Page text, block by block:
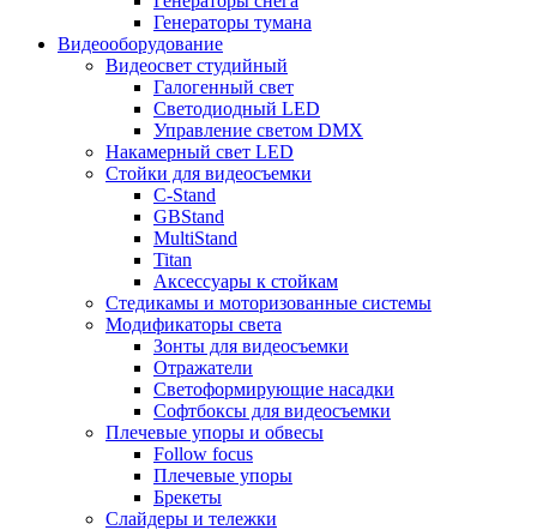
Генераторы тумана
Видеооборудование
Видеосвет студийный
Галогенный свет
Светодиодный LED
Управление светом DMX
Накамерный свет LED
Стойки для видеосъемки
C-Stand
GBStand
MultiStand
Titan
Аксессуары к стойкам
Стедикамы и моторизованные системы
Модификаторы света
Зонты для видеосъемки
Отражатели
Светоформирующие насадки
Софтбоксы для видеосъемки
Плечевые упоры и обвесы
Follow focus
Плечевые упоры
Брекеты
Слайдеры и тележки